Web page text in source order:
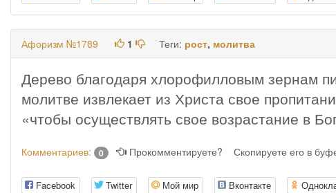
Афоризм №1789 1 Теги: рост, молитва
Дерево благодаря хлорофилловым зернам
молитве извлекает из Христа свое
«чтобы осуществлять свое возрастание в
Комментариев: 0 Прокомментируете? Скопируете его в
Facebook Twitter Мой мир Вконтакте